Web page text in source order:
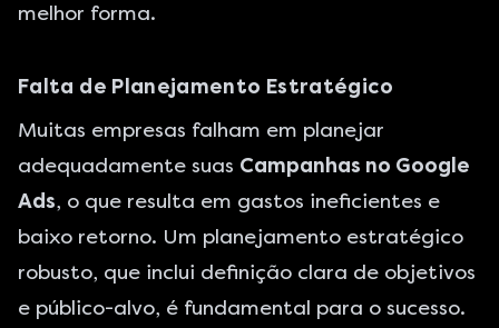
melhor forma.
Falta de Planejamento Estratégico
Muitas empresas falham em planejar
adequadamente suas Campanhas no Google
Ads, o que resulta em gastos ineficientes e
baixo retorno. Um planejamento estratégico
robusto, que inclui definição clara de objetivos
e público-alvo, é fundamental para o sucesso.